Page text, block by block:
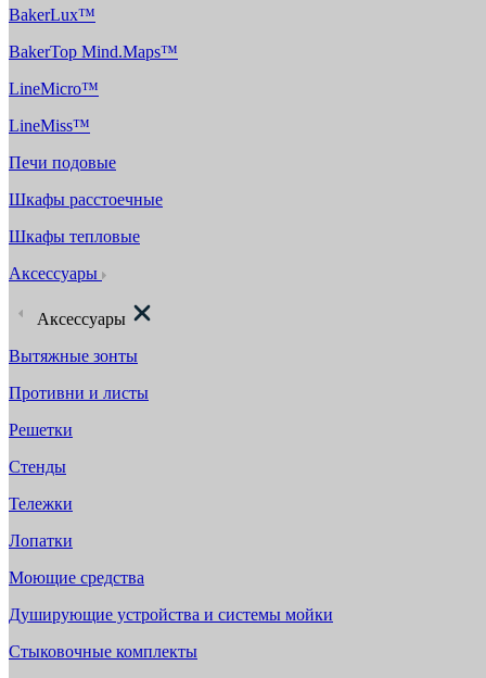
BakerLux™
BakerTop Mind.Maps™
LineMicro™
LineMiss™
Печи подовые
Шкафы расстоечные
Шкафы тепловые
Аксессуары
Аксессуары
Вытяжные зонты
Противни и листы
Решетки
Стенды
Тележки
Лопатки
Моющие средства
Душирующие устройства и системы мойки
Стыковочные комплекты